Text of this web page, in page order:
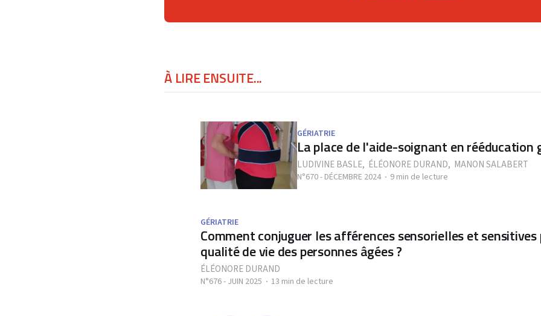
À LIRE ENSUITE...
GÉRIATRIE
La place de l'aide-soignant en rééducation
LUDIVINE BASLE, ÉLÉONORE DURAND, MANON SALABERT
N°670 - DÉCEMBRE 2024 9 min de lecture
GÉRIATRIE
Comment conjuguer les afférences sensorielles et
qualité de vie des personnes âgées ?
ÉLÉONORE DURAND
N°676 - JUIN 2025 13 min de lecture